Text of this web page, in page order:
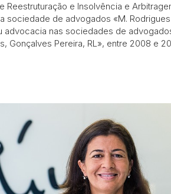
e Insolvência e
sociedade de advogados «M.
nas sociedades de
Pereira, RL», entre 2008 e